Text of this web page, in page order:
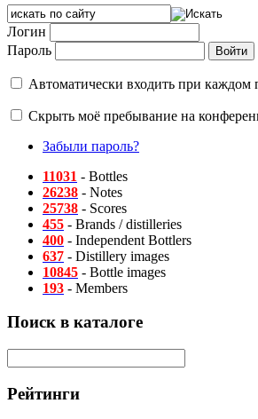
Логин
Пароль
Автоматически входить при каждом
Скрыть моё пребывание на
Забыли пароль?
11031 - Bottles
26238 - Notes
25738 - Scores
455 - Brands / distilleries
400 - Independent Bottlers
637 - Distillery images
10845 - Bottle images
193 - Members
Поиск в каталоге
Рейтинги